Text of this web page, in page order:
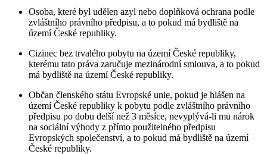
Osoba, které byl udělen azyl nebo doplňková ochrana podle
zvláštního právního předpisu, a to pokud má bydliště na
území České republiky.
Cizinec bez trvalého pobytu na území České republiky,
kterému tato práva zaručuje mezinárodní smlouva, a to pokud
má bydliště na území České republiky.
Občan členského státu Evropské unie, pokud je hlášen na
území České republiky k pobytu podle zvláštního právního
předpisu po dobu delší než 3 měsíce, nevyplývá-li mu nárok
na sociální výhody z přímo použitelného předpisu
Evropských společenství, a to pokud má bydliště na území
České republiky.